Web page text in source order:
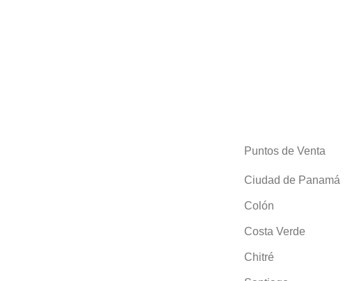
Puntos de Venta
Ciudad de Panamá
Colón
Costa Verde
Chitré